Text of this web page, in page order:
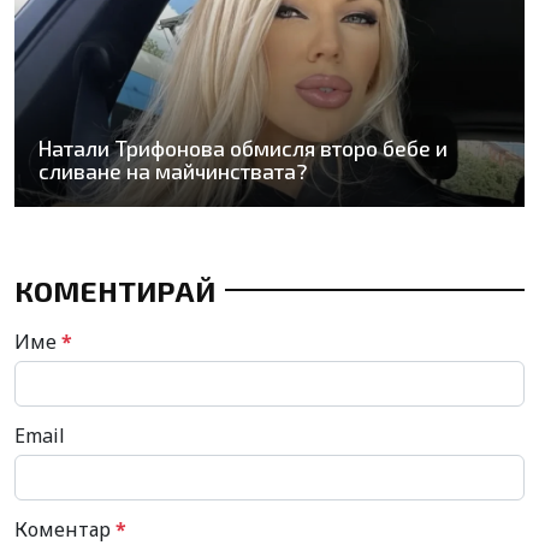
Натали Трифонова обмисля второ бебе и
сливане на майчинствата?
КОМЕНТИРАЙ
Име*
Email
Коментар*